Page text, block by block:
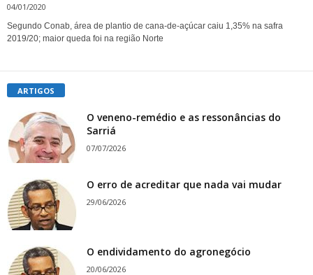
04/01/2020
Segundo Conab, área de plantio de cana-de-açúcar caiu 1,35% na safra
2019/20; maior queda foi na região Norte
ARTIGOS
O veneno-remédio e as ressonâncias do
Sarriá
07/07/2026
O erro de acreditar que nada vai mudar
29/06/2026
O endividamento do agronegócio
20/06/2026